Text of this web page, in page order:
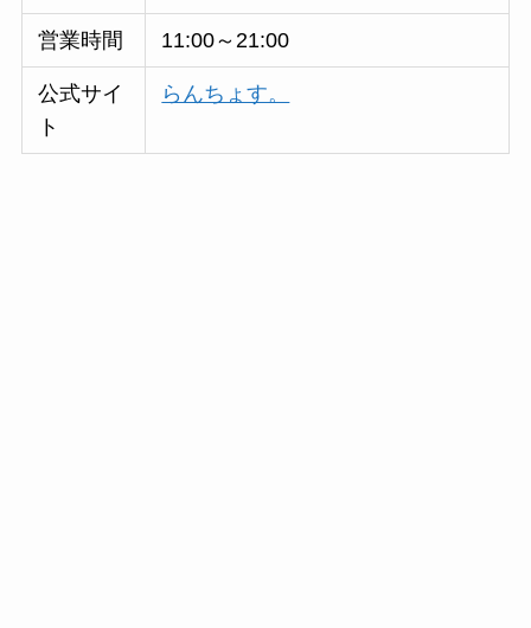
営業時間 11:00～21:00
公式サイ
ト
らんちょす。